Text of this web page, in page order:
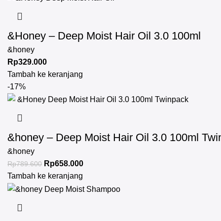
&Honey – Deep Moist Hair Oil 3.0 100ml
&honey
Rp329.000
Tambah ke keranjang
-17%
&honey – Deep Moist Hair Oil 3.0 100ml
&honey
Rp789.600 Rp658.000
Tambah ke keranjang